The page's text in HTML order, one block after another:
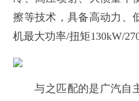
擦等技术，具备高动力、
机最大功率/扭矩130kW/
与之匹配的是广汽自